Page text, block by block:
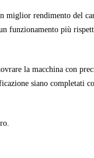
miglior rendimento del
funzionamento più
la macchina con
siano completati